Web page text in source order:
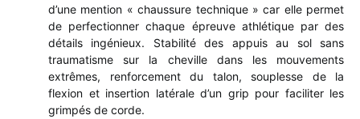
d’une mention « chaussure technique » car elle permet
de perfectionner chaque épreuve athlétique par des
détails ingénieux. Stabilité des appuis au sol sans
traumatisme sur la cheville dans les mouvements
extrêmes, renforcement du talon, souplesse de la
flexion et insertion latérale d’un grip pour faciliter les
grimpés de corde.